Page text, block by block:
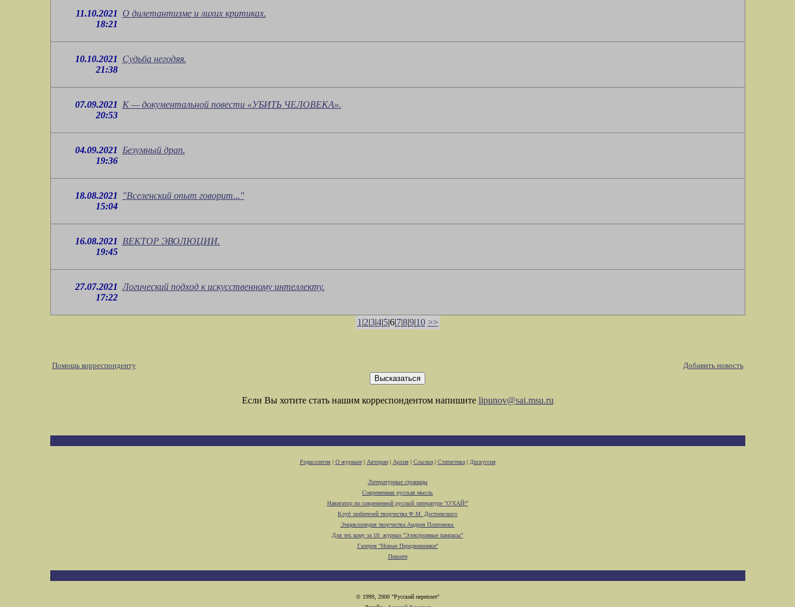
11.10.2021
18:21
О дилетантизме и лихих критиках.
10.10.2021
21:38
Судьба негодяя.
07.09.2021
20:53
К — документальной повести «УБИТЬ ЧЕЛОВЕКА».
04.09.2021
19:36
Безумный драп.
18.08.2021
15:04
"Вселенский опыт говорит..."
16.08.2021
19:45
ВЕКТОР ЭВОЛЮЦИИ.
27.07.2021
17:22
Логический подход к искусственному интеллекту.
1 |2|3|4|5|6|7|8|9|10 >>
Помощь корреспонденту Добавить новость
Если Вы хотите стать нашим корреспондентом напишите lipunov@sai.msu.ru
Редколлегия| О журнале| Авторам| Архив| Ссылки| Статистика| Дискуссия
Литературные страницы
Современная русская мысль
Навигатор по современной русской литературе "О'ХАЙ!"
Клуб любителей творчества Ф.М. Достоевского
Энциклопедия творчества Андрея Платонова
Для тех кому за 10: журнал "Электронные пампасы"
Галерея "Новые Передвижники"
Пишите
© 1999, 2000 "Русский переплет"